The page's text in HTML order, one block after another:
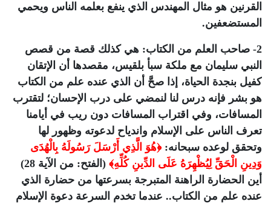
القرنين هو مثال المهندس الذي ينفع بعلمه الناس ويحمي
المستضعفين.
2- صاحب العلم من الكتاب: هي كذلك قصة من قصص
النبي سليمان مع ملكة سبأ بلقيس، مقصدها أن الإتقان
كفيل بنجدة الحياة، إذا صحَّ أن الذي عنده علم من الكتاب
هو بشر فإنه درس لنا لنمضي على درب الإحسان؛ لتقترب
المسافات، وفي اقتراب المسافات دون ريب في أيامنا
تعرف الناس على الإسلام واندياح لدعوته وظهور لها
وتحقق لوعده سبحانه:﴿هُوَ الَّذِي أَرْسَلَ رَسُولَهُ بِالْهُدَى
وَدِينِ الْحَقِّ لِيُظْهِرَهُ عَلَى الدِّينِ كُلِّهِ﴾
(الفتح: من الآية 28)
أين الحضارة الراهنة المتبرجة بسرعتها من حضارة الذي
عنده علم من الكتاب.. عندما تخدم السرعة دعوة الإسلام